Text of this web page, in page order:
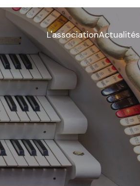
L'associationActualités